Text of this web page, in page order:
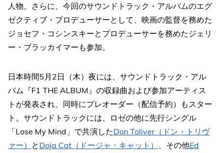
人物。さらに、今回のサウンドトラック・アルバムのエグ
ゼクティブ・プロデューサーとして、映画の監督を務めた
ジョセフ・コシンスキーとプロデューサーを務めたジェリ
ー・ブラッカイマーも参加。
日本時間5月2日（木）夜には、サウンドトラック・アル
バム『F1 THE ALBUM』の収録曲および参加アーティス
トが発表され、同時にプレオーダー（配信予約）もスター
ト。サウンドトラックには、ロゼの他に先行シングル
「Lose My Mind」で共演したDon Toliver（ドン・トリヴ
ァー） と Doja Cat（ドージャ・キャット） 、その他Ed